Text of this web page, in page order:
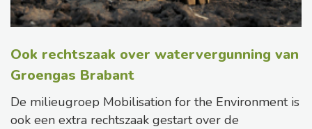
Ook rechtszaak over watervergunning van
Groengas Brabant
De milieugroep Mobilisation for the Environment is
ook een extra rechtszaak gestart over de